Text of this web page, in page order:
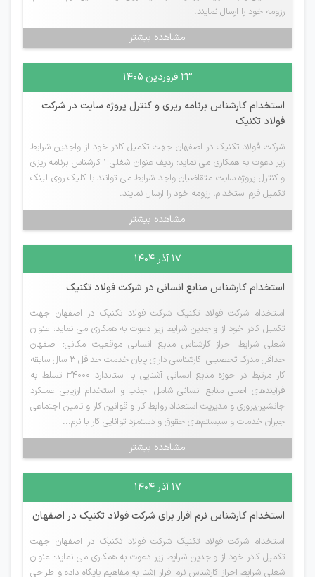
رزومه خود را ارسال نمایند.
مشاهده بیشتر
۲۳ فروردین ۱۴۰۵
استخدام کارشناس برنامه ریزی و کنترل پروژه سایت در شرکت
فولاد تکنیک
شرکت فولاد تکنیک در اصفهان جهت تکمیل کادر خود از واجدین شرایط
زیر دعوت به همکاری می نماید: ردیف عنوان شغلی 1 کارشناس برنامه ریزی
و کنترل پروژه سایت متقاضیان واجد شرایط می توانند با کلیک روی لینک
تکمیل فرم استخدام، رزومه خود را ارسال نمایند.
مشاهده بیشتر
۱۷ آذر ۱۴۰۴
استخدام کارشناس منابع انسانی در شرکت فولاد تکنیک
استخدام شرکت فولاد تکنیک شرکت فولاد تکنیک در اصفهان جهت
تکمیل کادر خود از واجدین شرایط زیر دعوت به همکاری می نماید: عنوان
شغلی شرایط احراز کارشناس منابع انسانی موقعیت مکانی: اصفهان
حداقل مدرک تحصیلی: کارشناسی دارای پایان خدمت حداقل 3 سال سابقه
کار مرتبط در حوزه منابع انسانی آشنایی با استاندارد 34000 تسلط به
فرآیندهای اصلی منابع انسانی شامل: جذب و استخدام ارزیابی عملکرد
جانشین‌پروری و مدیریت استعداد روابط کار و قوانین کار و تامین اجتماعی
جبران خدمات و سیستم‌های حقوق و دستمزد توانایی کار با نرم...
مشاهده بیشتر
۱۷ آذر ۱۴۰۴
استخدام کارشناس نرم افزار برای شرکت فولاد تکنیک در اصفهان
استخدام شرکت فولاد تکنیک شرکت فولاد تکنیک در اصفهان جهت
تکمیل کادر خود از واجدین شرایط زیر دعوت به همکاری می نماید: عنوان
شغلی شرایط احراز کارشناس نرم افزار آشنا به مفاهیم پایگاه داده و طراحی